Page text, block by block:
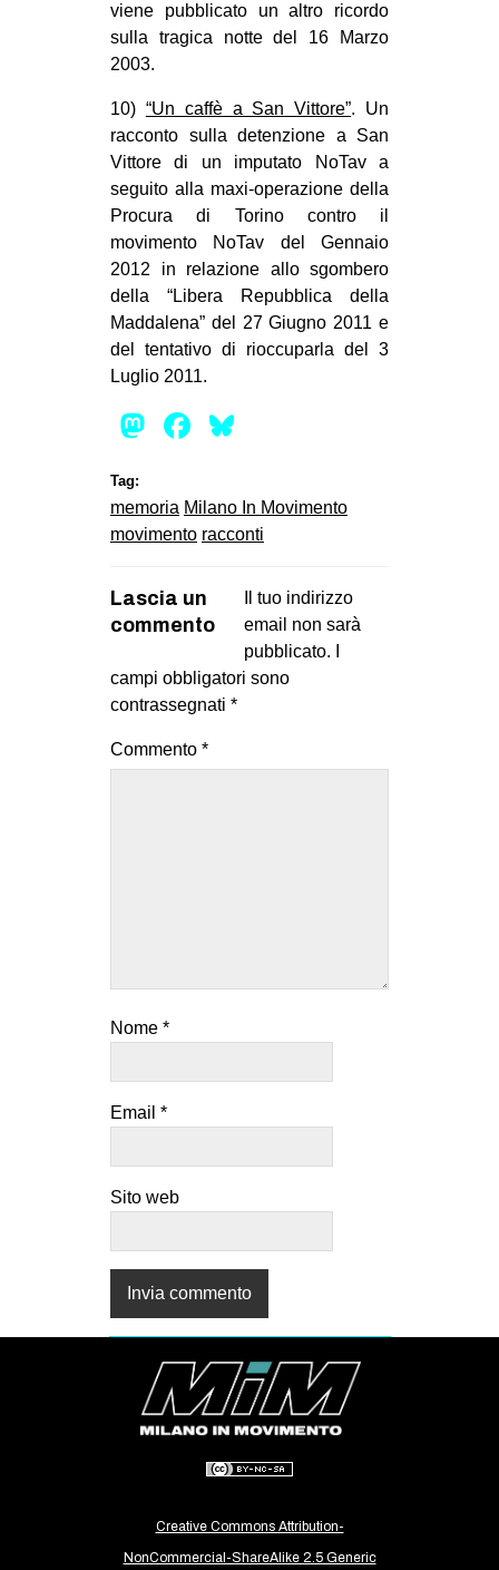
viene pubblicato un altro ricordo
sulla tragica notte del 16 Marzo
2003.
10) “Un caffè a San Vittore”. Un
racconto sulla detenzione a San
Vittore di un imputato NoTav a
seguito alla maxi-operazione della
Procura di Torino contro il
movimento NoTav del Gennaio
2012 in relazione allo sgombero
della “Libera Repubblica della
Maddalena” del 27 Giugno 2011 e
del tentativo di rioccuparla del 3
Luglio 2011.
Mastodon
Facebook
Tag:
memoria Milano In Movimento
movimento racconti
Lascia un
commento
Il tuo indirizzo
email non sarà
pubblicato.
campi obbligatori sono
contrassegnati *
Commento *
Nome *
Email *
Sito web
Creative Commons Attribution-
NonCommercial-ShareAlike 2.5 Generic